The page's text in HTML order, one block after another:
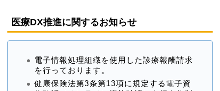
医療DX推進に関するお知らせ
電子情報処理組織を使用した診療報酬請求
を行っております。
健康保険法第3条第13項に規定する電子資